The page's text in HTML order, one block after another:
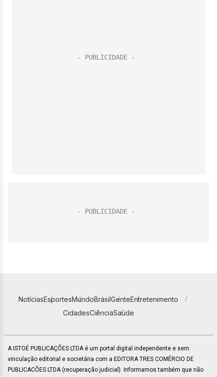
NotíciasEsportesMundoBrasilGenteEntretenimento
CidadesCiênciaSaúde
A ISTOÉ PUBLICAÇÕES LTDA é um portal digital independente e sem
vinculação editorial e societária com a EDITORA TRES COMÉRCIO DE
PUBLICACÕES LTDA (recuperação judicial). Informamos também que não